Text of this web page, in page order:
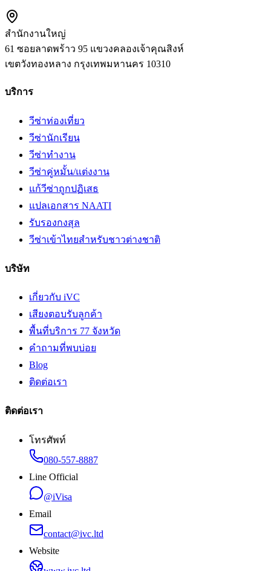
สำนักงานใหญ่
61 ซอยลาดพร้าว 95 แขวงคลองเจ้าคุณสิงห์
เขตวังทองหลาง กรุงเทพมหานคร 10310
บริการ
วีซ่าท่องเที่ยว
วีซ่านักเรียน
วีซ่าทำงาน
วีซ่าคู่หมั้น/แต่งงาน
แก้วีซ่าถูกปฏิเสธ
แปลเอกสาร NAATI
รับรองกงสุล
วีซ่าเข้าไทยสำหรับชาวต่างชาติ
บริษัท
เกี่ยวกับ iVC
เสียงตอบรับลูกค้า
พื้นที่บริการ 77 จังหวัด
คำถามที่พบบ่อย
Blog
ติดต่อเรา
ติดต่อเรา
โทรศัพท์
080-557-8887
Line Official
@iVisa
Email
contact@ivc.ltd
Website